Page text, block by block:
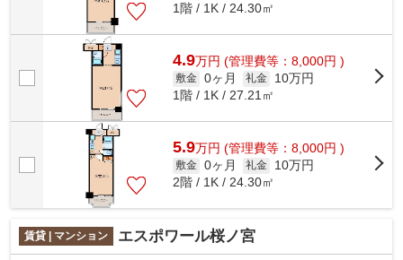
1階 / 1K / 24.30㎡
4.9万円 (管理費等：8,000円 )
敷金 0ヶ月 礼金
10万円
1階 / 1K / 27.21㎡
5.9万円 (管理費等：8,000円 )
敷金 0ヶ月 礼金
10万円
2階 / 1K / 24.30㎡
賃貸 | マンション エスポワール桜ノ宮